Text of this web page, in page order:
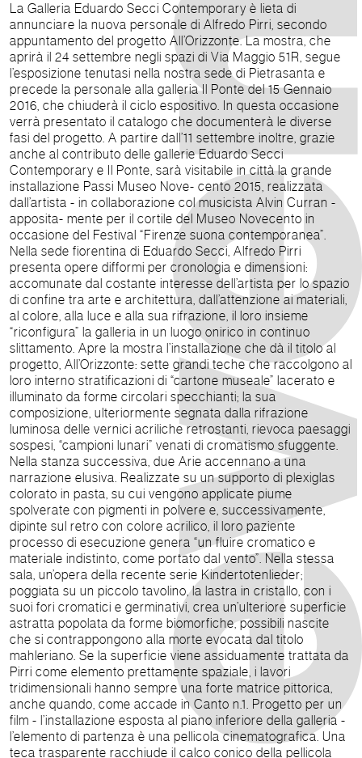
La Galleria Eduardo Secci Contemporary è lieta di
annunciare la nuova personale di Alfredo Pirri, secondo
appuntamento del progetto All’Orizzonte. La mostra, che
aprirà il 24 settembre negli spazi di Via Maggio 51R, segue
l’esposizione tenutasi nella nostra sede di Pietrasanta e
precede la personale alla galleria Il Ponte del 15 Gennaio
2016, che chiuderà il ciclo espositivo. In questa occasione
verrà presentato il catalogo che documenterà le diverse
fasi del progetto. A partire dall’11 settembre inoltre, grazie
anche al contributo delle gallerie Eduardo Secci
Contemporary e Il Ponte, sarà visitabile in città la grande
installazione Passi Museo Nove- cento 2015, realizzata
dall’artista - in collaborazione col musicista Alvin Curran -
apposita- mente per il cortile del Museo Novecento in
occasione del Festival “Firenze suona contemporanea”.
Nella sede fiorentina di Eduardo Secci, Alfredo Pirri
presenta opere difformi per cronologia e dimensioni:
accomunate dal costante interesse dell’artista per lo spazio
di confine tra arte e architettura, dall’attenzione ai materiali,
al colore, alla luce e alla sua rifrazione, il loro insieme
“riconfigura” la galleria in un luogo onirico in continuo
slittamento. Apre la mostra l’installazione che dà il titolo al
progetto, All’Orizzonte: sette grandi teche che raccolgono al
loro interno stratificazioni di “cartone museale” lacerato e
illuminato da forme circolari specchianti; la sua
composizione, ulteriormente segnata dalla rifrazione
luminosa delle vernici acriliche retrostanti, rievoca paesaggi
sospesi, “campioni lunari” venati di cromatismo sfuggente.
Nella stanza successiva, due Arie accennano a una
narrazione elusiva. Realizzate su un supporto di plexiglas
colorato in pasta, su cui vengono applicate piume
spolverate con pigmenti in polvere e, successivamente,
dipinte sul retro con colore acrilico, il loro paziente
processo di esecuzione genera “un fluire cromatico e
materiale indistinto, come portato dal vento”. Nella stessa
sala, un’opera della recente serie Kindertotenlieder;
poggiata su un piccolo tavolino, la lastra in cristallo, con i
suoi fori cromatici e germinativi, crea un’ulteriore superficie
astratta popolata da forme biomorfiche, possibili nascite
che si contrappongono alla morte evocata dal titolo
mahleriano. Se la superficie viene assiduamente trattata da
Pirri come elemento prettamente spaziale, i lavori
tridimensionali hanno sempre una forte matrice pittorica,
anche quando, come accade in Canto n.1. Progetto per un
film - l’installazione esposta al piano inferiore della galleria -
l’elemento di partenza è una pellicola cinematografica. Una
teca trasparente racchiude il calco conico della pellicola